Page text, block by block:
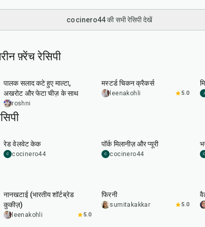
cocinero44 की सभी रेसिपी देखें
फ़्रेंच रेसिपी
पालक सलाद कटे हुए माल्टा,
अखरोट और फेटा चीज़ के साथ
roshni
मस्टर्ड चिकन क्रैकर्स
leenakohli 5.0 J
रेड वेलवेट केक
C cocinero44
पॉर्क मिलानीज़ और प्यूरी
C cocinero44 C
नानखटाई (भारतीय शॉर्टब्रेड
कुकीज़)
leenakohli 5.0
फिरनी
sumitakakkar 5.0